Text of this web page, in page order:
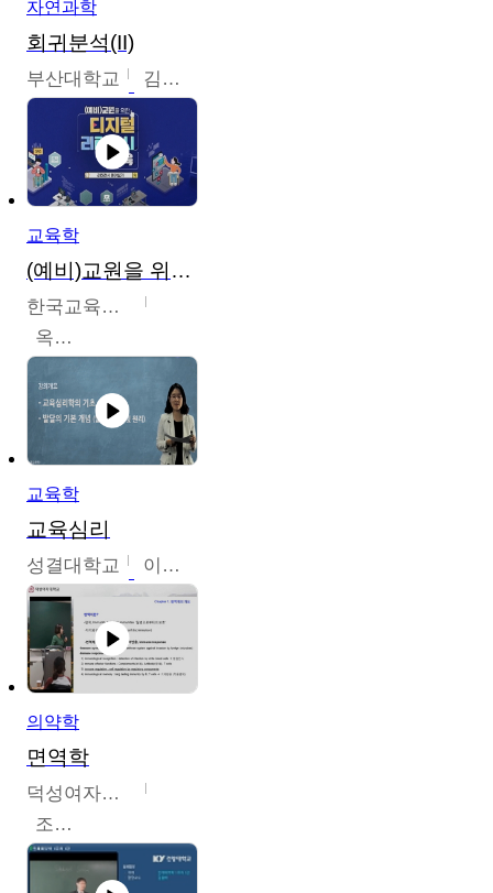
자연과학
회귀분석(II)
부산대학교 김충락
교육학
(예비)교원을 위한 디지털 리터러시 교육
한국교육학술정보원
옥현진
교육학
교육심리
성결대학교 이수경
의약학
면역학
덕성여자대학교
조효선